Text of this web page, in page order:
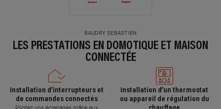
BAUDRY SEBASTIEN
LES PRESTATIONS EN DOMOTIQUE ET MAISON
CONNECTÉE
Installation d’interrupteurs et
de commandes connectés
Installation d’un thermostat
ou appareil de régulation du